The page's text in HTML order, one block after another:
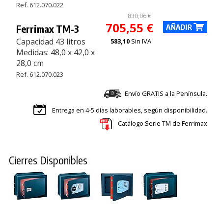
Ref. 612.070.022
Ferrimax TM-3
Capacidad 43 litros
Medidas: 48,0 x 42,0 x
28,0 cm
Ref. 612.070.023
830,06 €
705,55 €
583,10 Sin IVA
Envío GRATIS a la Península.
Entrega en 4-5 días laborables, según disponibilidad.
Catálogo Serie TM de Ferrimax
Cierres Disponibles